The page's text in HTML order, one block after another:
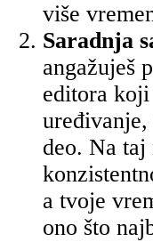
više
Saradnja
angažuješ
editora koji
deo. Na taj
a tvoje
ono što